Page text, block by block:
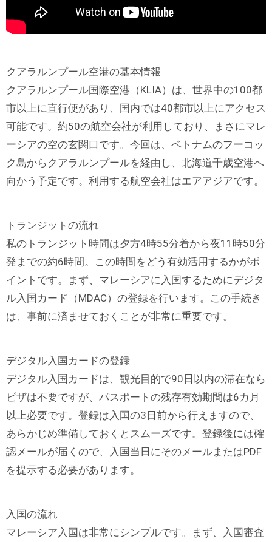
クアラルンプール空港の基本情報
クアラルンプール国際空港（KLIA）は、世界中の100都
市以上に直行便があり、国内では40都市以上にアクセス
可能です。約50の航空会社が利用しており、まさにマレ
ーシアの空の玄関口です。今回は、ベトナムのフーコッ
ク島からクアラルンプールを経由し、北海道千歳空港へ
向かう予定です。利用する航空会社はエアアジアです。
トランジットの流れ
私のトランジット時間は夕方4時55分着から夜11時50分
発までの約6時間。この時間をどう有効活用するかがポ
イントです。まず、マレーシアに入国するためにデジタ
ル入国カード（MDAC）の登録を行います。この手続き
は、事前に済ませておくことが非常に重要です。
デジタル入国カードの登録
デジタル入国カードは、観光目的で90日以内の滞在なら
ビザは不要ですが、パスポートの残存有効期間は6カ月
以上必要です。登録は入国の3日前から行えますので、
あらかじめ準備しておくとスムーズです。登録後には確
認メールが届くので、入国当日にそのメールまたはPDF
を提示する必要があります。
入国の流れ
マレーシア入国は非常にシンプルです。まず、入国審査